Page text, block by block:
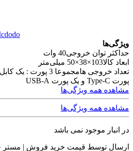
ویژگی‌ها
حداکثر توان خروجی40 وات
ابعاد کالا103×38×50 میلی‌متر
تعداد خروجی ها
پورت Type-C و یک پورت USB-A
مشاهده همه ویژگی‌ها
مشاهده همه ویژگی‌ها
در انبار موجود نمی باشد
ارسال توسط قیمت خرید فروش | مستر